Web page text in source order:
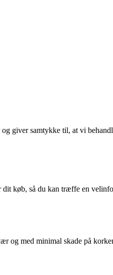
giver samtykke til, at vi
køb, så du kan træffe en
med minimal skade på